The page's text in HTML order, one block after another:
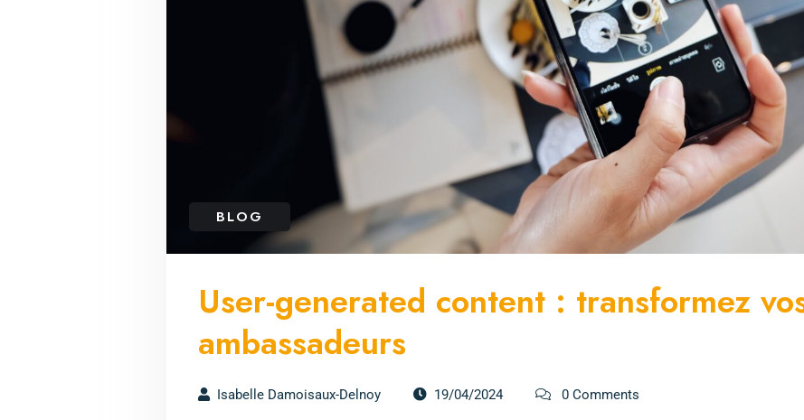
BLOG
User-generated content : transformez
ambassadeurs
Isabelle Damoisaux-Delnoy 19/04/2024 0 Comments